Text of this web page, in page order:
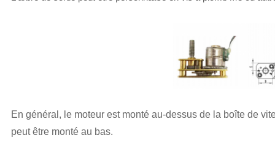
En général, le moteur est monté au-dessus de la boîte de
peut être monté au bas.